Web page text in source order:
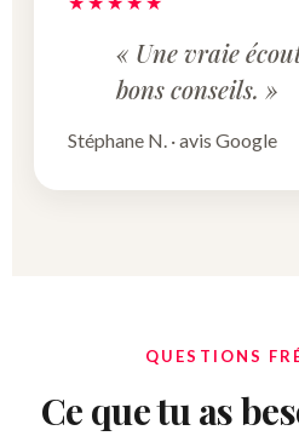
« Une vraie
bons conseils. »
Stéphane N. · avis Google
QUESTIONS
Ce que tu as